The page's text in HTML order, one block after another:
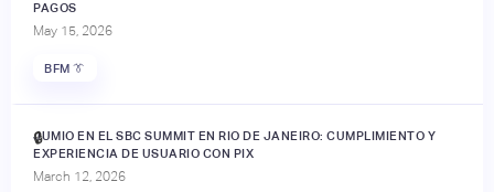
PAGOS
May 15, 2026
BFM 👔
JUMIO EN EL SBC SUMMIT EN RIO DE JANEIRO: CUMPLIMIENTO Y
EXPERIENCIA DE USUARIO CON PIX
March 12, 2026
🔒